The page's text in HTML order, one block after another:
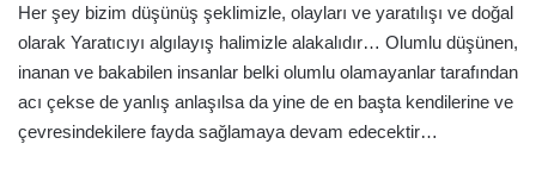
Her şey bizim düşünüş şeklimizle, olayları ve yaratılışı ve doğal
olarak Yaratıcıyı algılayış halimizle alakalıdır… Olumlu düşünen,
inanan ve bakabilen insanlar belki olumlu olamayanlar tarafından
acı çekse de yanlış anlaşılsa da yine de en başta kendilerine ve
çevresindekilere fayda sağlamaya devam edecektir…